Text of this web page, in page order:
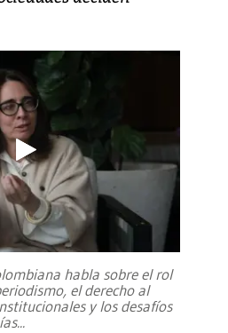
habla sobre el rol
el derecho al
y los desafíos
...